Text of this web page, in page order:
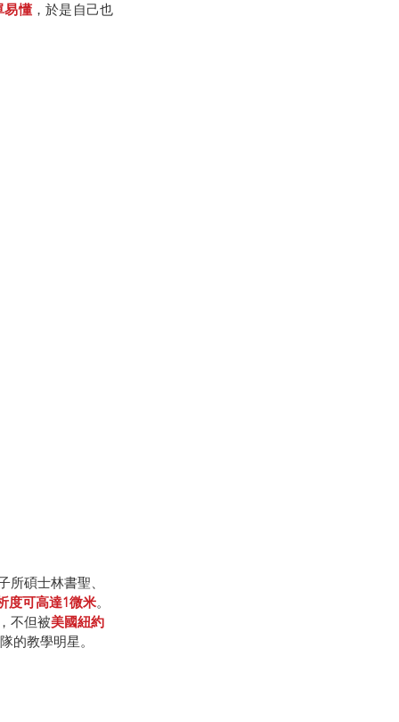
易懂，於是自己也
碩士林書聖、
度可高達1微米。
不但被美國紐約
的教學明星。